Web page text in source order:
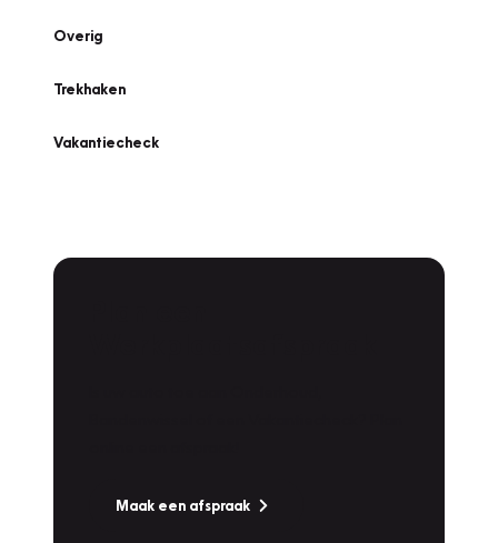
Overig
Trekhaken
Vakantiecheck
Maak een afspraak